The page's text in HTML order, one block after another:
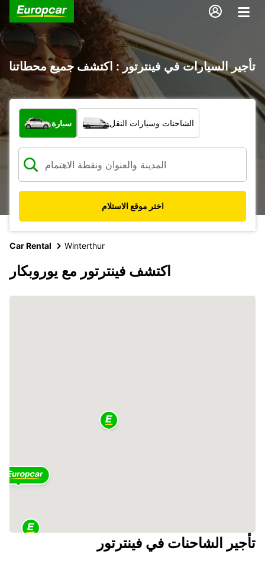
تأجير السيارات في فينترتور : اكتشف جميع محطاتنا
ما نوع المركبة؟
سيارة الشاحنات وسيارات النقل
اختر موقع الاستلام
Car Rental Winterthur
اكتشف فينترتور مع يوروبكار
تأجير الشاحنات في فينترتور